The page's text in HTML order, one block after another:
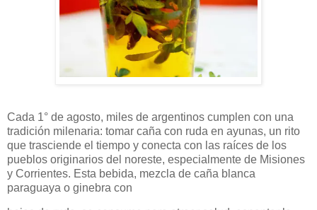
Cada 1° de agosto, miles de argentinos cumplen con una
tradición milenaria: tomar caña con ruda en ayunas, un rito
que trasciende el tiempo y conecta con las raíces de los
pueblos originarios del noreste, especialmente de Misiones
y Corrientes. Esta bebida, mezcla de caña blanca
paraguaya o ginebra con